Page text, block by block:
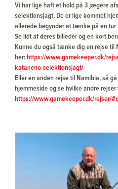
Vi har lige haft et hold på 3 jægere
selektionsjagt. De er lige kommet
allerede begynder at tænke på en
Se lidt af deres billeder og en kort
Kunne du også tænke dig en rejse til
her:https://www.gamekeeper.dk/
kataneno-selektionsjagt/
Eller en anden rejse til Namibia, så
hjemmeside og se hvilke andre
https://www.gamekeeper.dk/rejser/